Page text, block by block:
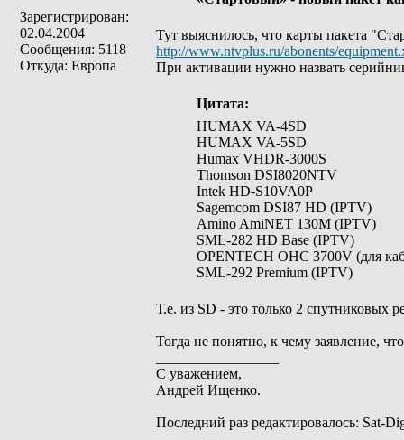
Зарегистрирован:
02.04.2004
Сообщения: 5118
Откуда: Европа
Тут выяснилось, что карты пакета
http://www.ntvplus.ru/abonents/
При активации нужно назвать
Цитата:
HUMAX VA-4SD
HUMAX VA-5SD
Humax VHDR-3000S
Thomson DSI8020NTV
Intek HD-S10VA0P
Sagemcom DSI87 HD (IPTV)
Amino AmiNET 130M (IPTV)
SML-282 HD Base (IPTV)
OPENTECH OHC 3700V (для
SML-292 Premium (IPTV)
Т.е. из SD - это только 2
Тогда не понятно, к чему заявление,
С уважением,
Андрей Ищенко.
Последний раз редактировалось: Sat-